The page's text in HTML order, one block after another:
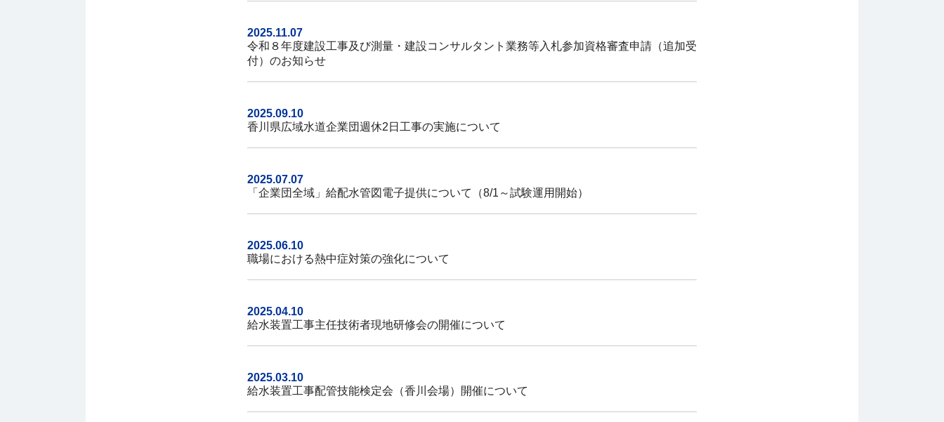
2025.11.07
令和８年度建設工事及び測量・建設コンサルタント業務等入札参加資格審査申請（追加受
付）のお知らせ
2025.09.10
香川県広域水道企業団週休2日工事の実施について
2025.07.07
「企業団全域」給配水管図電子提供について（8/1～試験運用開始）
2025.06.10
職場における熱中症対策の強化について
2025.04.10
給水装置工事主任技術者現地研修会の開催について
2025.03.10
給水装置工事配管技能検定会（香川会場）開催について